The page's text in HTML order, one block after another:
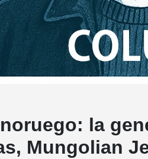
la
Mungolian